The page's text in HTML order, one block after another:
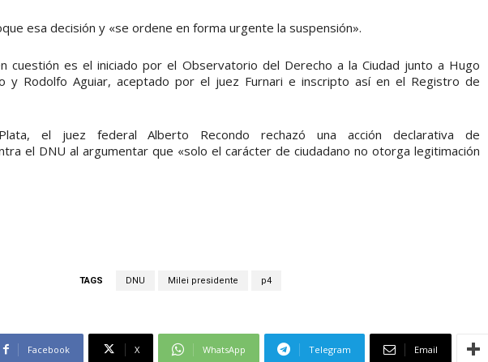
esa decisión y «se ordene en forma urgente la suspensión».
cuestión es el iniciado por el Observatorio del Derecho a la Ciudad junto a Hugo
y Rodolfo Aguiar, aceptado por el juez Furnari e inscripto así en el Registro de
el juez federal Alberto Recondo rechazó una acción declarativa de
el DNU al argumentar que «solo el carácter de ciudadano no otorga legitimación
TAGS DNU Milei presidente p4
Facebook X WhatsApp Telegram Email